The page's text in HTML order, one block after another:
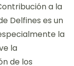
de
Delfines
su
a la
Delfines es un
la
la
de los